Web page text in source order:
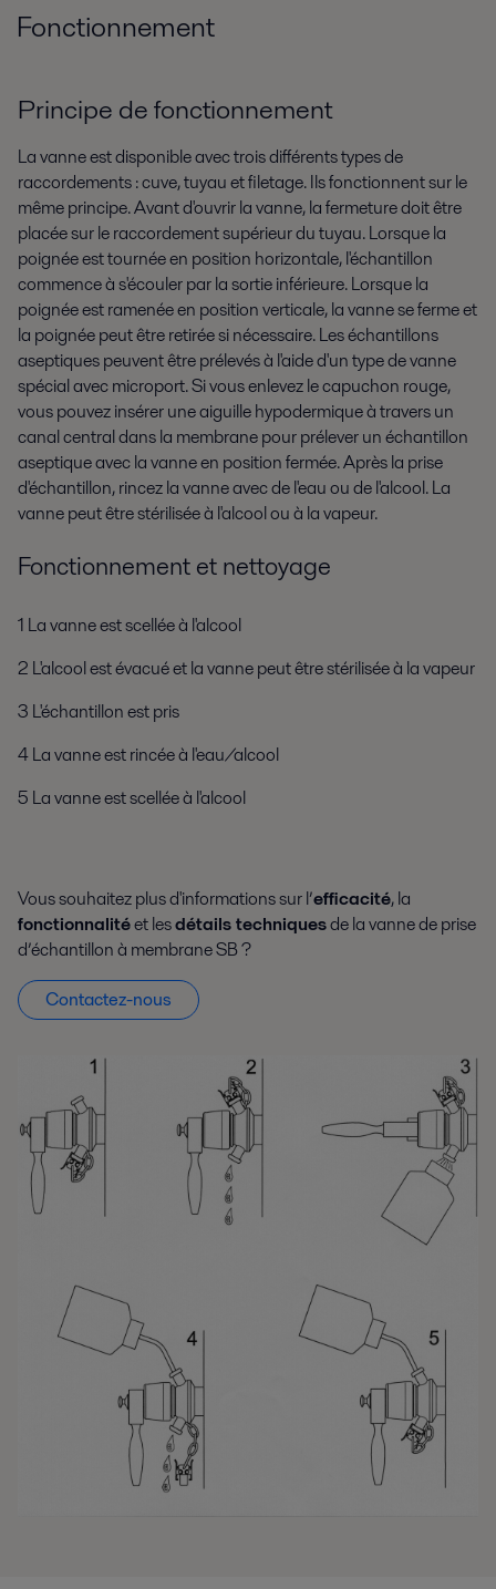
Fonctionnement
Principe de fonctionnement
La vanne est disponible avec trois différents types de
raccordements : cuve, tuyau et filetage. Ils fonctionnent sur le
même principe. Avant d'ouvrir la vanne, la fermeture doit être
placée sur le raccordement supérieur du tuyau. Lorsque la
poignée est tournée en position horizontale, l'échantillon
commence à s'écouler par la sortie inférieure. Lorsque la
poignée est ramenée en position verticale, la vanne se ferme et
la poignée peut être retirée si nécessaire. Les échantillons
aseptiques peuvent être prélevés à l'aide d'un type de vanne
spécial avec microport. Si vous enlevez le capuchon rouge,
vous pouvez insérer une aiguille hypodermique à travers un
canal central dans la membrane pour prélever un échantillon
aseptique avec la vanne en position fermée. Après la prise
d'échantillon, rincez la vanne avec de l'eau ou de l'alcool. La
vanne peut être stérilisée à l'alcool ou à la vapeur.
Fonctionnement et nettoyage
1 La vanne est scellée à l'alcool
2 L'alcool est évacué et la vanne peut être stérilisée à la vapeur
3 L'échantillon est pris
4 La vanne est rincée à l'eau/alcool
5 La vanne est scellée à l'alcool
Vous souhaitez plus d'informations sur l’efficacité, la
fonctionnalitéet lesdétails techniquesde la vanne de prise
d’échantillon à membrane SB ?
Contactez-nous